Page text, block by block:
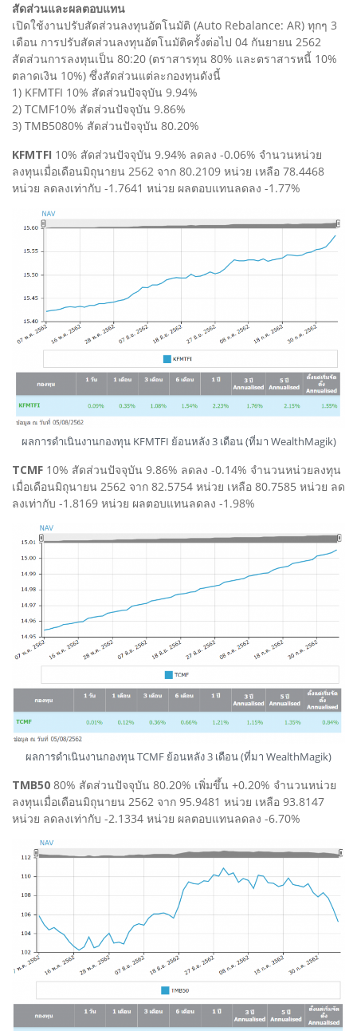
สัดส่วนและผลตอบแทน
เปิดใช้งานปรับสัดส่วนลงทุนอัตโนมัติ (Auto Rebalance: AR) ทุกๆ 3
เดือน การปรับสัดส่วนลงทุนอัตโนมัติครั้งต่อไป 04 กันยายน 2562
สัดส่วนการลงทุนเป็น 80:20 (ตราสารทุน 80% และตราสารหนี้ 10%
ตลาดเงิน 10%) ซึ่งสัดส่วนแต่ละกองทุนดังนี้
1) KFMTFI 10% สัดส่วนปัจจุบัน 9.94%
2) TCMF10% สัดส่วนปัจจุบัน 9.86%
3) TMB5080% สัดส่วนปัจจุบัน 80.20%
KFMTFI 10% สัดส่วนปัจจุบัน 9.94% ลดลง -0.06% จำนวนหน่วย
ลงทุนเมื่อเดือนมิถุนายน 2562 จาก 80.2109 หน่วย เหลือ 78.4468
หน่วย ลดลงเท่ากับ -1.7641 หน่วย ผลตอบแทนลดลง -1.77%
ผลการดำเนินงานกองทุน KFMTFI ย้อนหลัง 3 เดือน (ที่มา WealthMagik)
TCMF 10% สัดส่วนปัจจุบัน 9.86% ลดลง -0.14% จำนวนหน่วยลงทุน
เมื่อเดือนมิถุนายน 2562 จาก 82.5754 หน่วย เหลือ 80.7585 หน่วย ลด
ลงเท่ากับ -1.8169 หน่วย ผลตอบแทนลดลง -1.98%
ผลการดำเนินงานกองทุน TCMF ย้อนหลัง 3 เดือน (ที่มา WealthMagik)
TMB50 80% สัดส่วนปัจจุบัน 80.20% เพิ่มขึ้น +0.20% จำนวนหน่วย
ลงทุนเมื่อเดือนมิถุนายน 2562 จาก 95.9481 หน่วย เหลือ 93.8147
หน่วย ลดลงเท่ากับ -2.1334 หน่วย ผลตอบแทนลดลง -6.70%